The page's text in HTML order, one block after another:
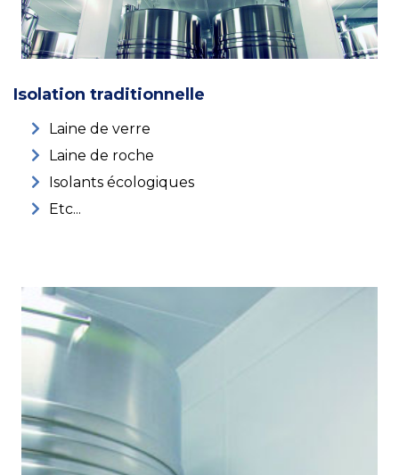
Isolation traditionnelle
Laine de verre
Laine de roche
Isolants écologiques
Etc...